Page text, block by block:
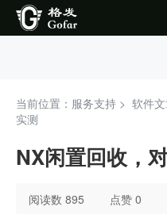
当前位置：服务支持 > 软件
实测
NX闲置回收，
阅读数 895 点赞 0